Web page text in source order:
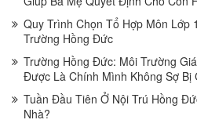
Quy Trình Chọn Tổ Hợp Môn Lớp
Trường Hồng Đức
Trường Hồng Đức: Môi Trường
Được Là Chính Mình Không Sợ Bị
Tuần Đầu Tiên Ở Nội Trú Hồng
Nhà?